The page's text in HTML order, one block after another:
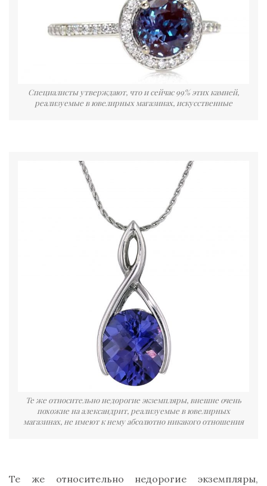
Специалисты утверждают, что и сейчас 99% этих камней,
реализуемые в ювелирных магазинах, искусственные
Те же относительно недорогие экземпляры, внешне очень
похожие на александрит, реализуемые в ювелирных
магазинах, не имеют к нему абсолютно никакого отношения
Те же относительно недорогие экземпляры,